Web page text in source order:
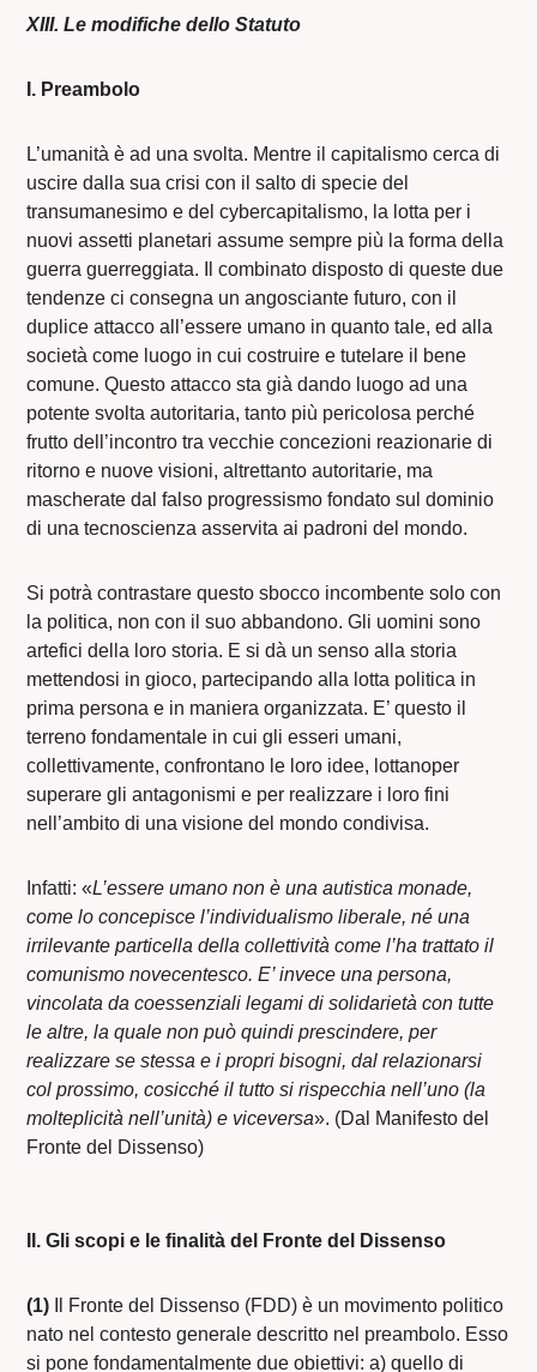
XIII. Le modifiche dello Statuto
I. Preambolo
L’umanità è ad una svolta. Mentre il capitalismo cerca di
uscire dalla sua crisi con il salto di specie del
transumanesimo e del cybercapitalismo, la lotta per i
nuovi assetti planetari assume sempre più la forma della
guerra guerreggiata. Il combinato disposto di queste due
tendenze ci consegna un angosciante futuro, con il
duplice attacco all’essere umano in quanto tale, ed alla
società come luogo in cui costruire e tutelare il bene
comune. Questo attacco sta già dando luogo ad una
potente svolta autoritaria, tanto più pericolosa perché
frutto dell’incontro tra vecchie concezioni reazionarie di
ritorno e nuove visioni, altrettanto autoritarie, ma
mascherate dal falso progressismo fondato sul dominio
di una tecnoscienza asservita ai padroni del mondo.
Si potrà contrastare questo sbocco incombente solo con
la politica, non con il suo abbandono. Gli uomini sono
artefici della loro storia. E si dà un senso alla storia
mettendosi in gioco, partecipando alla lotta politica in
prima persona e in maniera organizzata. E’ questo il
terreno fondamentale in cui gli esseri umani,
collettivamente, confrontano le loro idee, lottanoper
superare gli antagonismi e per realizzare i loro fini
nell’ambito di una visione del mondo condivisa.
Infatti: «L’essere umano non è una autistica monade,
come lo concepisce l’individualismo liberale, né una
irrilevante particella della collettività come l’ha trattato il
comunismo novecentesco. E’ invece una persona,
vincolata da coessenziali legami di solidarietà con tutte
le altre, la quale non può quindi prescindere, per
realizzare se stessa e i propri bisogni, dal relazionarsi
col prossimo, cosicché il tutto si rispecchia nell’uno (la
molteplicità nell’unità) e viceversa». (Dal Manifesto del
Fronte del Dissenso)
II. Gli scopi e le finalità del Fronte del Dissenso
(1) Il Fronte del Dissenso (FDD) è un movimento politico
nato nel contesto generale descritto nel preambolo. Esso
si pone fondamentalmente due obiettivi: a) quello di